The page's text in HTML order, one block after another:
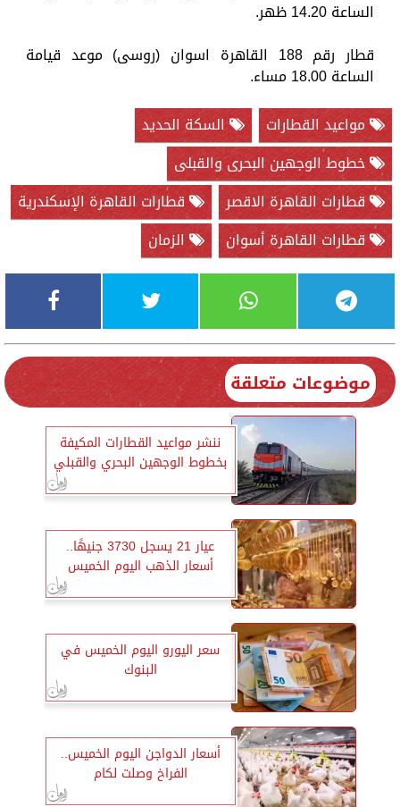
الساعة 14.20 ظهر.
قطار رقم 188 القاهرة اسوان (روسى) موعد قيامة
الساعة 18.00 مساء.
مواعيد القطارات
السكة الحديد
خطوط الوجهين البحرى والقبلى
قطارات القاهرة الاقصر
قطارات القاهرة الإسكندرية
قطارات القاهرة أسوان
الزمان
موضوعات متعلقة
ننشر مواعيد القطارات المكيفة
بخطوط الوجهين البحري والقبلي
عيار 21 يسجل 3730 جنيهًا..
أسعار الذهب اليوم الخميس
سعر اليورو اليوم الخميس في
البنوك
أسعار الدواجن اليوم الخميس..
الفراخ وصلت لكام